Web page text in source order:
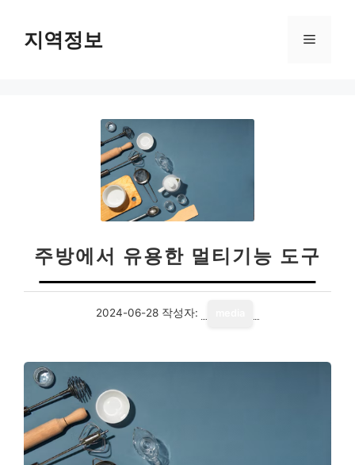
지역정보 메
주방에서 유용한 멀티기능 도구
2024-06-28 작성자: